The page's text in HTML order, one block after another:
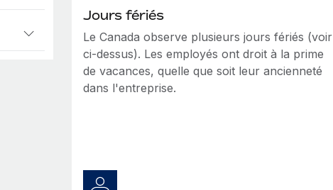
Jours fériés
Le Canada observe plusieurs jours fériés (voir
ci-dessus). Les employés ont droit à la prime
de vacances, quelle que soit leur ancienneté
dans l'entreprise.